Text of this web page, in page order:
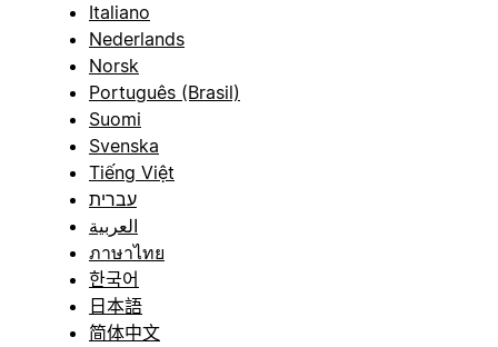
Italiano
Nederlands
Norsk
Português (Brasil)
Suomi
Svenska
Tiếng Việt
עברית
العربية
ภาษาไทย
한국어
日本語
简体中文